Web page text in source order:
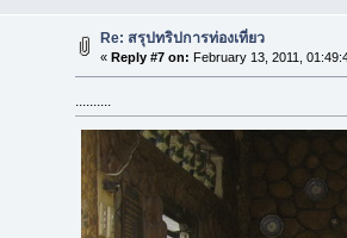
Re: สรุปทริปการท่องเที่ยว
« Reply #7 on: February 13, 2011,
..........